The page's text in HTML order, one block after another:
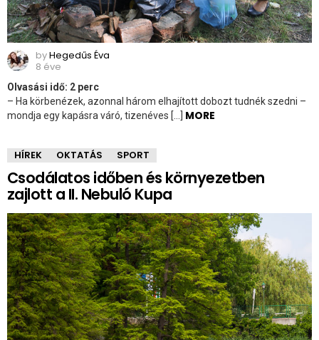
byHegedűs Éva
8 éve
Olvasási idő: 2 perc
– Ha körbenézek, azonnal három elhajított dobozt tudnék szedni –
mondja egy kapásra váró, tizenéves […] MORE
HÍREK OKTATÁS SPORT
Csodálatos időben és környezetben
zajlott a II. Nebuló Kupa